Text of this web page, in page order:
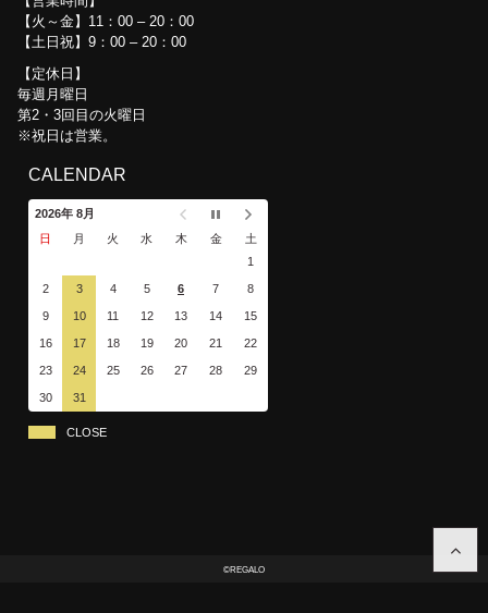
【火～金】11：00 – 20：00
【土日祝】9：00 – 20：00
定休日
毎週月曜日
第2・3回目の火曜日
※祝日は営業。
CALENDAR
2026年 8月
日
月 火 水 木 金
土
1
2 3 4 5 6 7 8
9 10 11 12 13 14 15
16 17 18 19 20 21 22
23 24 25 26 27 28 29
30 31
CLOSE
©REGALO